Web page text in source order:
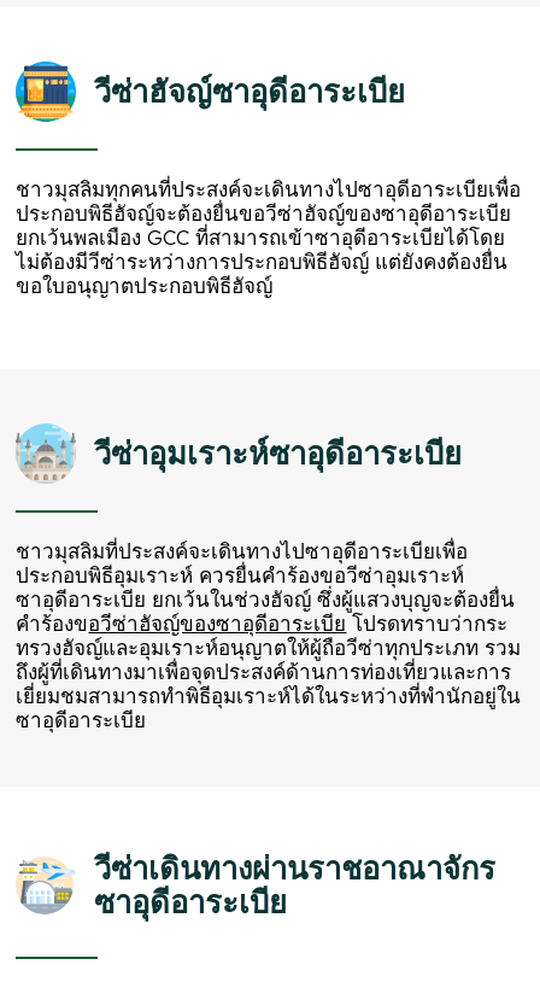
วีซ่าฮัจญ์ซาอุดีอาระเบีย
ชาวมุสลิมทุกคนที่ประสงค์จะเดินทางไปซาอุดีอาระเบียเพื่อ
ประกอบพิธีฮัจญ์จะต้องยื่นขอวีซ่าฮัจญ์ของซาอุดีอาระเบีย
ยกเว้นพลเมือง GCC ที่สามารถเข้าซาอุดีอาระเบียได้โดย
ไม่ต้องมีวีซ่าระหว่างการประกอบพิธีฮัจญ์ แต่ยังคงต้องยื่น
ขอใบอนุญาตประกอบพิธีฮัจญ์
วีซ่าอุมเราะห์ซาอุดีอาระเบีย
ชาวมุสลิมที่ประสงค์จะเดินทางไปซาอุดีอาระเบียเพื่อ
ประกอบพิธีอุมเราะห์ ควรยื่นคำร้องขอวีซ่าอุมเราะห์
ซาอุดีอาระเบีย ยกเว้นในช่วงฮัจญ์ ซึ่งผู้แสวงบุญจะต้องยื่น
คำร้องขอวีซ่าฮัจญ์ของซาอุดีอาระเบีย โปรดทราบว่ากระ
ทรวงฮัจญ์และอุมเราะห์อนุญาตให้ผู้ถือวีซ่าทุกประเภท รวม
ถึงผู้ที่เดินทางมาเพื่อจุดประสงค์ด้านการท่องเที่ยวและการ
เยี่ยมชมสามารถทำพิธีอุมเราะห์ได้ในระหว่างที่พำนักอยู่ใน
ซาอุดีอาระเบีย
วีซ่าเดินทางผ่านราชอาณาจักร
ซาอุดีอาระเบีย